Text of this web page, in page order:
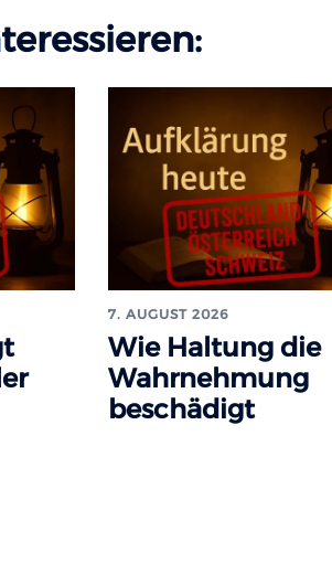
7. AUGUST 2026
Wie Haltung die
Wahrnehmung
beschädigt